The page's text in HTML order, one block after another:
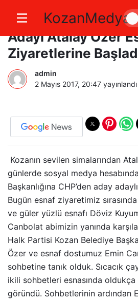
KozanMedya
Kozan Belediye
Adayı Atalay Özer
Ziyaretlerine
admin
2 Mayıs 2017, 20:47 yayınlandı
Kozanın sevilen simalarından
günlerde sosyal medya
Başkanlığına CHP’den aday
Bugün esnaf ziyaretimiz sırasında
ve güler yüzlü esnafı Döviz
Canbolat abimizin yanında
Halk Partisi Kozan Belediye
Özer ve esnaf dostumuz Emin
sohbetine tanık olduk. Sıcacık
ikili sohbetleri esnasında
göründü. Sohbetlerinin ardından